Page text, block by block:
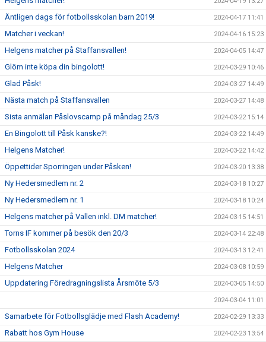
Äntligen dags för fotbollsskolan barn 2019! 2024-04-17 11:41
Matcher i veckan! 2024-04-16 15:23
Helgens matcher på Staffansvallen! 2024-04-05 14:47
Glöm inte köpa din bingolott! 2024-03-29 10:46
Glad Påsk! 2024-03-27 14:49
Nästa match på Staffansvallen 2024-03-27 14:48
Sista anmälan Påslovscamp på måndag 25/3 2024-03-22 15:14
En Bingolott till Påsk kanske?! 2024-03-22 14:49
Helgens Matcher! 2024-03-22 14:42
Öppettider Sporringen under Påsken! 2024-03-20 13:38
Ny Hedersmedlem nr. 2 2024-03-18 10:27
Ny Hedersmedlem nr. 1 2024-03-18 10:24
Helgens matcher på Vallen inkl. DM matcher! 2024-03-15 14:51
Torns IF kommer på besök den 20/3 2024-03-14 22:48
Fotbollsskolan 2024 2024-03-13 12:41
Helgens Matcher 2024-03-08 10:59
Uppdatering Föredragningslista Årsmöte 5/3 2024-03-05 14:50
2024-03-04 11:01
Samarbete för Fotbollsglädje med Flash Academy! 2024-02-29 13:33
Rabatt hos Gym House 2024-02-23 13:54